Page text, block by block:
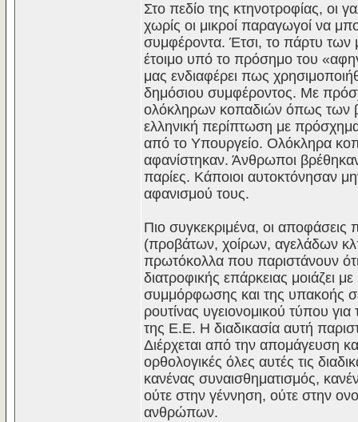
Στο πεδίο της κτηνοτροφίας, οι
χωρίς οι μικροί παραγωγοί να
συμφέροντα. Έτσι, το πάρτυ
έτοιμο υπό το πρόσημο του
μας ενδιαφέρει πως
δημόσιου συμφέροντος. Με
ολόκληρων κοπαδιών όπως των
ελληνική περίπτωση με
από το Υπουργείο. Ολόκληρα
αφανίστηκαν. Άνθρωποι
παρίες. Κάποιοι αυτοκτόνησαν
αφανισμού τους.
Πιο συγκεκριμένα, οι
(προβάτων, χοίρων, αγελάδων
πρωτόκολλα που παριστάνουν
διατροφικής επάρκειας μοιάζει
συμμόρφωσης και της υπακοής
ρουτίνας υγειονομικού τύπου
της Ε.Ε. Η διαδικασία αυτή
Διέρχεται από την απομάγευση
ορθολογικές όλες αυτές τις
κανένας συναισθηματισμός,
ούτε στην γέννηση, ούτε στην
ανθρώπων.